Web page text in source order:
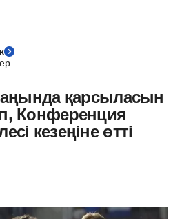
қарсыласын
Конференция
кезеңіне өтті